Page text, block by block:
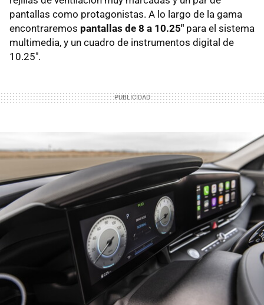
pantallas como protagonistas. A lo largo de la gama
encontraremos pantallas de 8 a 10.25" para el sistema
multimedia, y un cuadro de instrumentos digital de
10.25".